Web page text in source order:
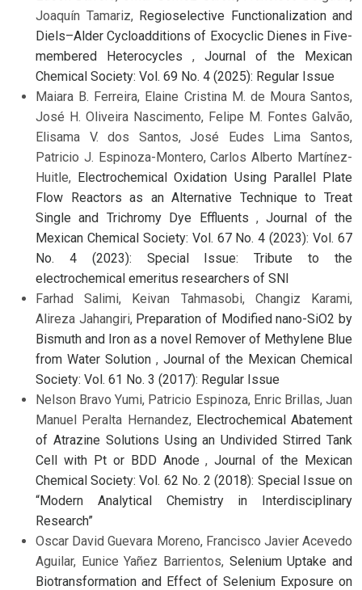
Joaquín Tamariz, Regioselective Functionalization and
Diels–Alder Cycloadditions of Exocyclic Dienes in Five-
membered Heterocycles , Journal of the Mexican
Chemical Society: Vol. 69 No. 4 (2025): Regular Issue
Maiara B. Ferreira, Elaine Cristina M. de Moura Santos,
José H. Oliveira Nascimento, Felipe M. Fontes Galvão,
Elisama V. dos Santos, José Eudes Lima Santos,
Patricio J. Espinoza-Montero, Carlos Alberto Martínez-
Huitle, Electrochemical Oxidation Using Parallel Plate
Flow Reactors as an Alternative Technique to Treat
Single and Trichromy Dye Effluents ,Journal of the
Mexican Chemical Society: Vol. 67 No. 4 (2023): Vol. 67
No. 4 (2023): Special Issue: Tribute to the
electrochemical emeritus researchers of SNI
Farhad Salimi, Keivan Tahmasobi, Changiz Karami,
Alireza Jahangiri, Preparation of Modified nano-SiO2 by
Bismuth and Iron as a novel Remover of Methylene Blue
from Water Solution , Journal of the Mexican Chemical
Society: Vol. 61 No. 3 (2017): Regular Issue
Nelson Bravo Yumi, Patricio Espinoza, Enric Brillas, Juan
Manuel Peralta Hernandez, Electrochemical Abatement
of Atrazine Solutions Using an Undivided Stirred Tank
Cell with Pt or BDD Anode,Journal of the Mexican
Chemical Society: Vol. 62 No. 2 (2018): Special Issue on
“Modern Analytical Chemistry in Interdisciplinary
Research”
Oscar David Guevara Moreno, Francisco Javier Acevedo
Aguilar, Eunice Yañez Barrientos, Selenium Uptake and
Biotransformation and Effect of Selenium Exposure on